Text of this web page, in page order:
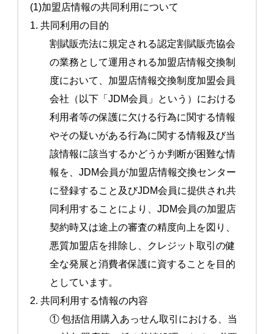
(1)加盟店情報の共同利用について
1. 共同利用の目的
割賦販売法に規定される認定割賦販売協会
の業務として運用される加盟店情報交換制
度において、加盟店情報交換制度加盟会員
会社（以下「JDM会員」という）における
利用者等の保護に欠ける行為に関する情報
やその疑いがある行為に関する情報及び当
該情報に該当するかどうか判断が困難な情
報を、JDM会員が加盟店情報交換センター
に登録すること及びJDM会員に提供され共
同利用することにより、JDM会員の加盟店
契約時又は途上の審査の精度向上を図り、
悪質加盟店を排除し、クレジット取引の健
全な発展と消費者保護に資することを目的
としています。
2. 共同利用する情報の内容
①包括信用購入あっせん取引における、当